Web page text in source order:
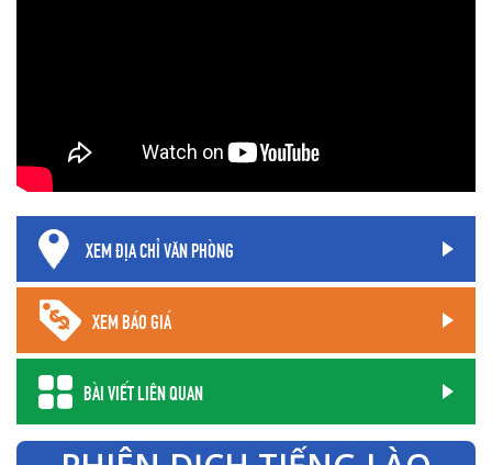
XEM ĐỊA CHỈ VĂN PHÒNG
XEM BÁO GIÁ
BÀI VIẾT LIÊN QUAN